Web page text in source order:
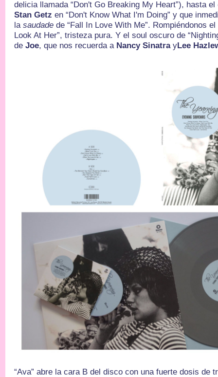
delicia llamada “Don't Go Breaking My Heart”), hasta
Stan Getz en “Don't Know What I'm Doing” y que
lasaudadede “Fall In Love With Me”. Rompiéndonos
Look At Her”, tristeza pura. Y el soul oscuro de
deJoe, que nos recuerda a Nancy SinatrayLee
“Ava” abre la cara B del disco con una fuerte dosis de